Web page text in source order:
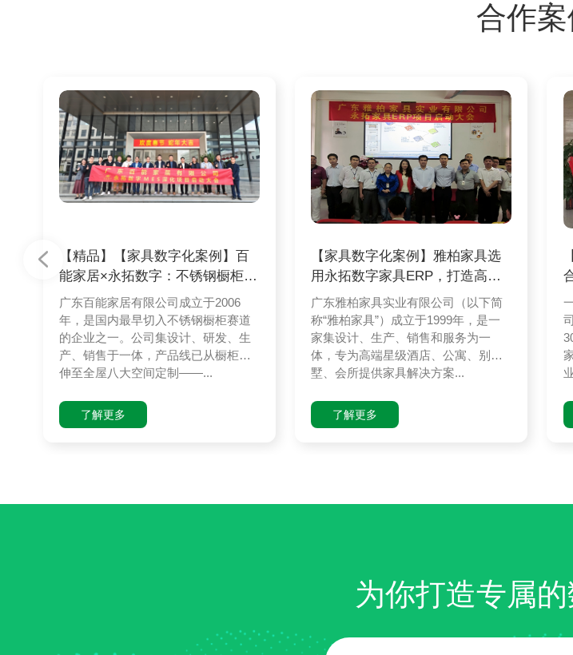
合作案
【精品】【家具数字化案例】百
能家居×永拓数字：不锈钢橱柜头
部品牌
广东百能家居有限公司成立于2006
年，是国内最早切入不锈钢橱柜赛道
的企业之一。公司集设计、研发、生
产、销售于一体，产品线已从橱柜延
伸至全屋八大空间定制——...
了解更多
【家具数字化案例】雅柏家具选
用永拓数字家具ERP，打造高端
酒店家具
广东雅柏家具实业有限公司（以下简
称“雅柏家具”）成立于1999年，是一
家集设计、生产、销售和服务为一
体，专为高端星级酒店、公寓、别
墅、会所提供家具解决方案...
了解更多
为你打造专属